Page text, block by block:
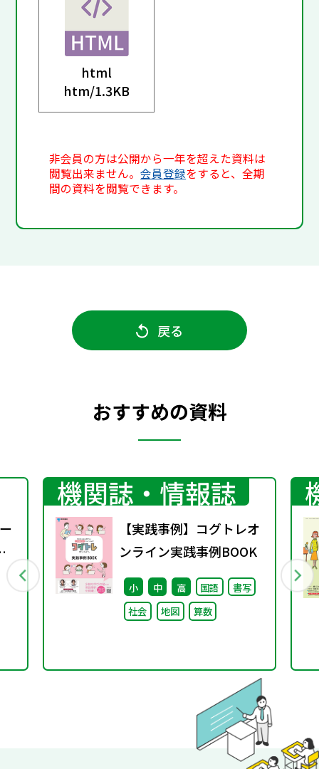
html
htm/1.3KB
非会員の方は公開から一年を超えた資料は
閲覧出来ません。会員登録をすると、全期
間の資料を閲覧できます。
戻る
おすすめの資料
機関誌・情報誌
【実践事例】コグトレオ
ンライン実践事例BOOK
小 中 高 国語
書写
社会
地図 算数